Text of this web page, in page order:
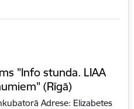
"Info stunda. LIAA
(Rīgā)
Adrese: Elizabetes